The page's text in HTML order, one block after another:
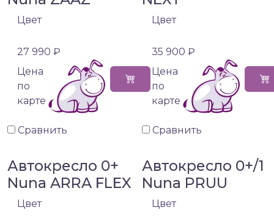
Цвет
27 990 ₽
Цена
по
карте
Сравнить
Цвет
35 900 ₽
Цена
по
карте
Сравнить
Автокресло 0+
Nuna ARRA FLEX
Цвет
Автокресло 0+/1
Nuna PRUU
Цвет